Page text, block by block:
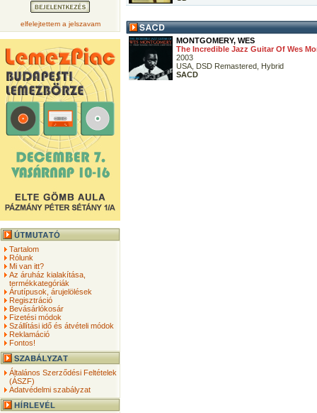
elfelejtettem a jelszavam
Tartalom
Rólunk
Mi van itt?
Az áruház kialakítása,
termékkategóriák
Árutípusok, árujelölések
Regisztráció
Bevásárlókosár
Fizetési módok
Szállítási idő és átvételi módok
Reklamáció
Fontos!
Általános Szerződési Feltételek
(ÁSZF)
Adatvédelmi szabályzat
MONTGOMERY, WES
The Incredible Jazz Guitar Of Wes
2003
USA, DSD Remastered, Hybrid
SACD